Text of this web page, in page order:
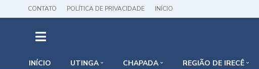
CONTATO POLÍTICA DE PRIVACIDADE INÍCIO
INÍCIO UTINGA CHAPADA REGIÃO DE IRECÊ